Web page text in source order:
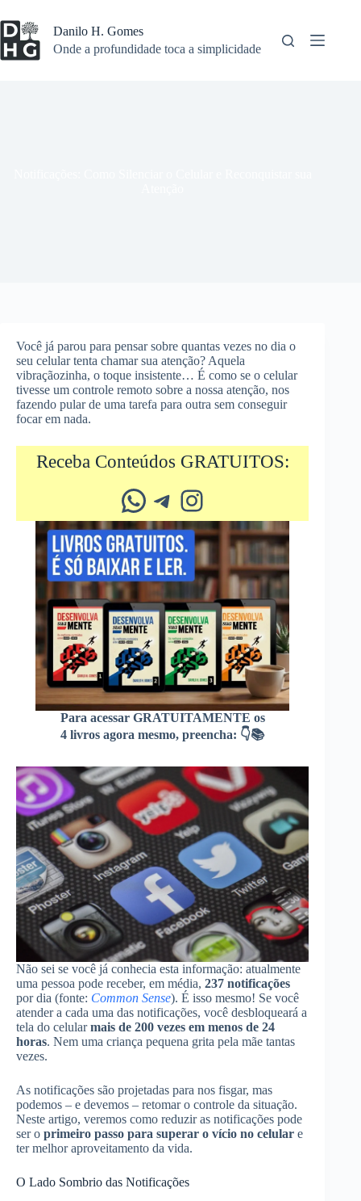
para
o
conteúdo
Danilo H. Gomes
Onde a profundidade toca a simplicidade
Você já parou para pensar sobre quantas vezes no dia o
seu celular tenta chamar sua atenção? Aquela
vibraçãozinha, o toque insistente… É como se o celular
tivesse um controle remoto sobre a nossa atenção, nos
fazendo pular de uma tarefa para outra sem conseguir
focar em nada.
Receba Conteúdos GRATUITOS:
Whatsapp Telegram Instagram
Para acessar GRATUITAMENTE os
4 livros agora mesmo, preencha: 👇📚
Não sei se você já conhecia esta informação: atualmente
uma pessoa pode receber, em média, 237 notificações
por dia (fonte: Common Sense). É isso mesmo! Se você
atender a cada uma das notificações, você desbloqueará a
tela do celularmais de 200 vezes em menos de 24
horas. Nem uma criança pequena grita pela mãe tantas
vezes.
As notificações são projetadas para nos fisgar, mas
podemos – e devemos – retomar o controle da situação.
Neste artigo, veremos como reduzir as notificações pode
ser o primeiro passo para superar o vício no celular e
ter melhor aproveitamento da vida.
O Lado Sombrio das Notificações